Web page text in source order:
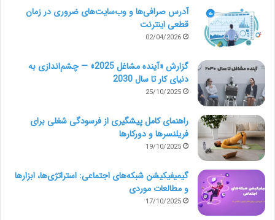
گرافیک بدون داشتن تجربه‌های مشابه در این حوزۀ کاری را
برایتان آورده‌ایم.
یک نمونه کار بسازید
تجربه نداشتن شما در حوزۀ گرافیک، به معنای این نیست که
نمی‌توانید برای خودتان یک یا چند نمونه و مجموعه کاری
بسازید. شما می‌توانید نمونه کارهایتان را با هدف به اشتراک
گذاشتنن با مشتریان احتمالی خود بسازید. مثلاً می‌توانید
کارتان را با ساختن طراح‌های خاص برای برندهای مورد
علاقه‌تان شروع کنید. پنج برندی را که دوست دارید انتخاب
آدرس صرافی‌ها و وب‌سایت‌های ضروری در زمان
قطعی اینترنت
02/04/2026
گزارش «آینده مشاغل 2025» — چشم‌اندازی به
دنیای کار تا سال 2030
25/10/2025
راهنمای کامل پیشگیری از فرسودگی شغلی برای
فریلنسرها و دورکارها
19/10/2025
گیمیفیکیشن شبکه‌های اجتماعی: استراتژی‌ها، ابزارها
و مطالعات موردی
17/10/2025